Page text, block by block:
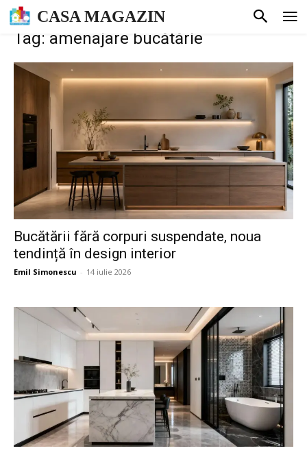
CASA MAGAZIN
Tag: amenajare bucătărie
Bucătării fără corpuri suspendate, noua
tendință în design interior
Emil Simonescu - 14 iulie 2026